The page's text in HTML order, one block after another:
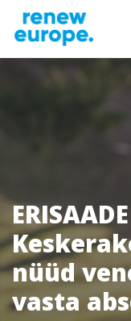
nüüd
vasta